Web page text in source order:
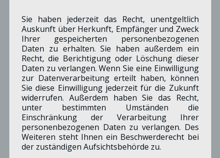
© SPD-Merzenich
Clemens, Christoph
Sie haben jederzeit das Recht, unentgeltlich
Auskunft über Herkunft, Empfänger und Zweck
Ihrer gespeicherten personenbezogenen
Daten zu erhalten. Sie haben außerdem ein
Recht, die Berichtigung oder Löschung dieser
Daten zu verlangen. Wenn Sie eine Einwilligung
zur Datenverarbeitung erteilt haben, können
Sie diese Einwilligung jederzeit für die Zukunft
widerrufen. Außerdem haben Sie das Recht,
unter bestimmten Umständen die
Einschränkung der Verarbeitung Ihrer
personenbezogenen Daten zu verlangen. Des
Weiteren steht Ihnen ein Beschwerderecht bei
der zuständigen Aufsichtsbehörde zu.